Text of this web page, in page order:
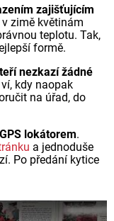
zajišťujícím
v zimě květinám
teplotu. Tak,
formě.
nezkazí žádné
kdy naopak
na úřad, do
GPS lokátorem.
a jednoduše
Po předání kytice